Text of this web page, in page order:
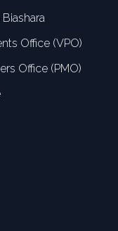
Office (VPO)
Office (PMO)